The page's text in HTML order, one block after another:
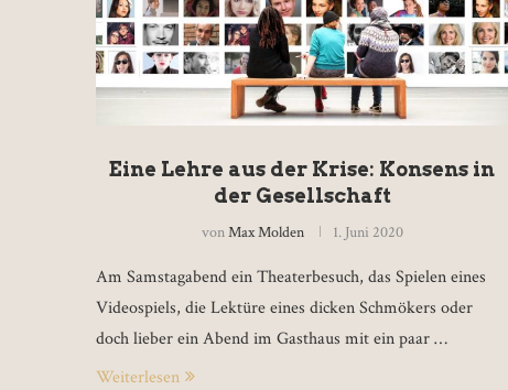
Eine Lehre aus der Krise: Konsens in
der Gesellschaft
vonMax Molden 1. Juni 2020
Am Samstagabend ein Theaterbesuch, das Spielen eines
Videospiels, die Lektüre eines dicken Schmökers oder
doch lieber ein Abend im Gasthaus mit ein paar …
Weiterlesen